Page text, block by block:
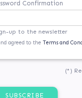
Confirmation
up to the newsletter
agreed to the Terms and
(*)